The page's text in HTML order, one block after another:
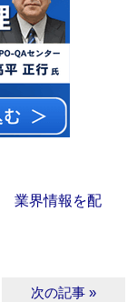
業界情報を配
次の記事 »